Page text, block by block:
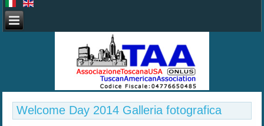
Welcome Day 2014 Galleria fotografica